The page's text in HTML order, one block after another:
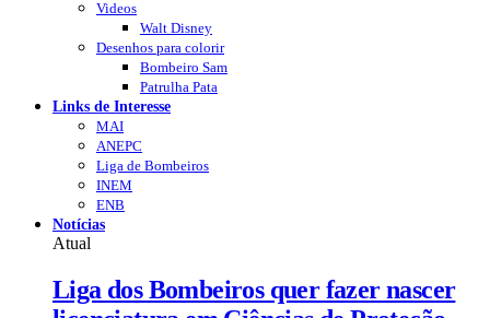
Videos
Walt Disney
Desenhos para colorir
Bombeiro Sam
Patrulha Pata
Links de Interesse
MAI
ANEPC
Liga de Bombeiros
INEM
ENB
Notícias
Atual
Liga dos Bombeiros quer fazer nascer